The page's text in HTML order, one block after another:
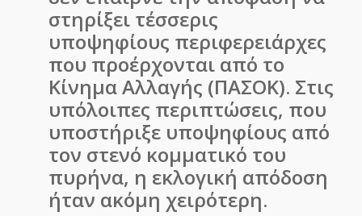
στηρίξει τέσσερις
υποψηφίους περιφερειάρχες
που προέρχονται από το
Κίνημα Αλλαγής (ΠΑΣΟΚ). Στις
υπόλοιπες περιπτώσεις, που
υποστήριξε υποψηφίους από
τον στενό κομματικό του
πυρήνα, η εκλογική απόδοση
ήταν ακόμη χειρότερη.